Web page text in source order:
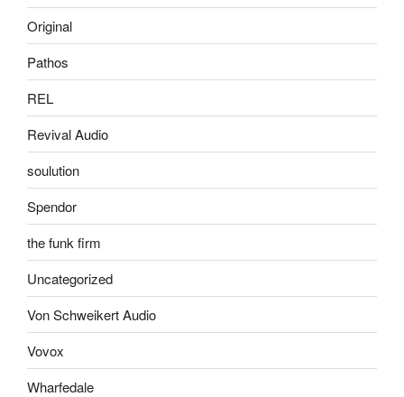
Original
Pathos
REL
Revival Audio
soulution
Spendor
the funk firm
Uncategorized
Von Schweikert Audio
Vovox
Wharfedale